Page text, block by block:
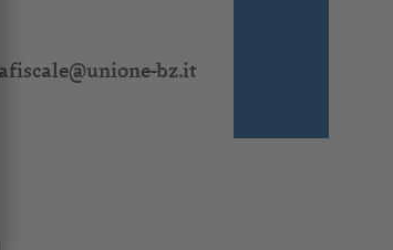
bz.it